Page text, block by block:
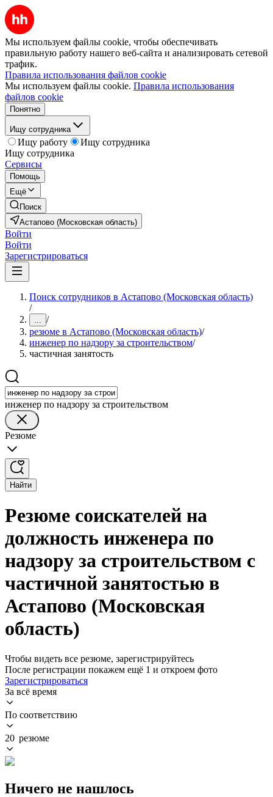
Мы используем файлы cookie, чтобы обеспечивать
правильную работу нашего веб-сайта и анализировать сетевой
трафик.
Правила использования файлов cookie
Мы используем файлы cookie. Правила использования
файлов cookie
Понятно
Ищу сотрудника
Ищу работу
Ищу сотрудника
Ищу сотрудника
Сервисы
Помощь
Ещё
Поиск
Астапово (Московская область)
Войти
Войти
Зарегистрироваться
Поиск сотрудников в Астапово (Московская область)
/
... /
резюме в Астапово (Московская область)/
инженер по надзору за строительством/
частичная занятость
инженер по надзору за строительством
Резюме
Найти
Резюме соискателей на
должность инженера по
надзору за строительством с
частичной занятостью в
Астапово (Московская
область)
Чтобы видеть все резюме, зарегистрируйтесь
После регистрации покажем ещё 1 и откроем фото
Зарегистрироваться
За всё время
По соответствию
20 резюме
Ничего не нашлось